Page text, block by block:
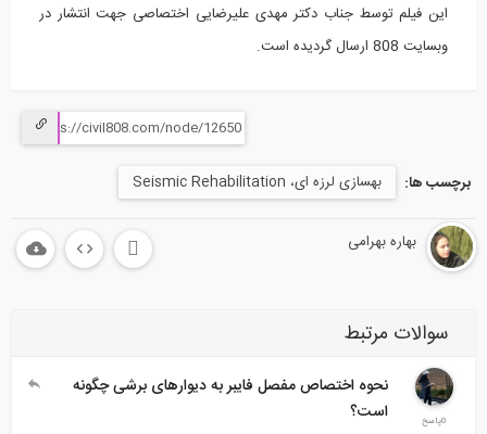
این فیلم توسط جناب دکتر مهدی علیرضایی اختصاصی جهت انتشار در
وبسایت 808 ارسال گردیده است.
برچسب ها: بهسازی لرزه ای، Seismic Rehabilitation
بهاره بهرامی
سوالات مرتبط
نحوه اختصاص مفصل فایبر به دیوارهای برشی چگونه
است؟